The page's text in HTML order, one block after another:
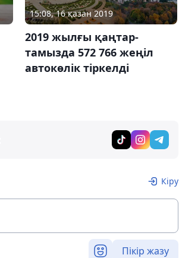
15:08, 16 қазан 2019
2019 жылғы қаңтар-
тамызда 572 766 жеңіл
автокөлік тіркелді
Кіру
Пікір жазу